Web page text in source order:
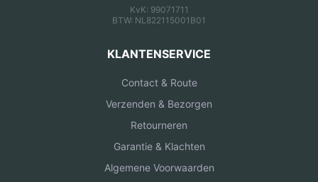
KvK: 99071711
BTW: NL822115001B01
KLANTENSERVICE
Contact & Route
Verzenden & Bezorgen
Retourneren
Garantie & Klachten
Algemene Voorwaarden